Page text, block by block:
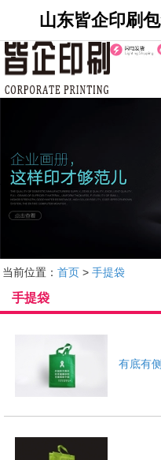
当前位置： 首页> 手提袋
手提袋
有底有